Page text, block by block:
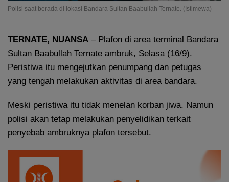
Polisi saat berada di lokasi Bandara Sultan Baabullah Ternate. (Istimewa)
TERNATE, NUANSA – Plafon di area terminal Bandara
Sultan Baabullah Ternate ambruk, Selasa (16/9).
Peristiwa itu mengejutkan penumpang dan petugas
yang tengah melakukan aktivitas di area bandara.
Meski peristiwa itu tidak menelan korban jiwa. Namun
polisi akan tetap melakukan penyelidikan terkait
penyebab ambruknya plafon tersebut.